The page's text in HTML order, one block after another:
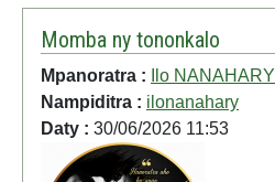
Momba ny tononkalo
Mpanoratra :
Ilo NANAHARY
Nampiditra : ilonanahary
Daty : 30/06/2026 11:53